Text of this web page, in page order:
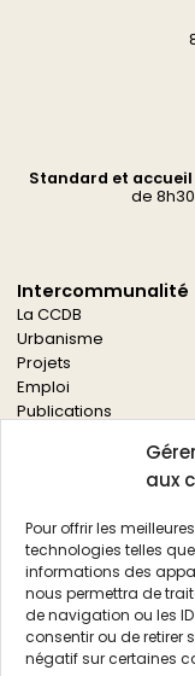
aux
Pour offrir les
technologies telles
informations des
nous permettra de
de navigation ou les
consentir ou de retirer
négatif sur certaines
Standard et
de
Intercommunalité
La CCDB
Urbanisme
Projets
Emploi
Publications
Économie locale
Agriculture
Filière bois
Environnement